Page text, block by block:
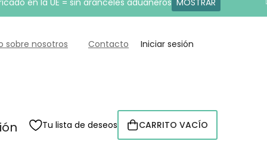
en la UE = sin aranceles aduaneros MOSTRAR
sobre nosotros Contacto Iniciar sesión
Tu lista de deseos CESTA
CARRITO VACÍO